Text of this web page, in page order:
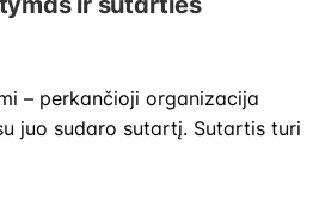
– perkančioji organizacija
juo sudaro sutartį. Sutartis turi